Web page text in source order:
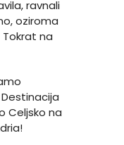
ravnali
oziroma
Tokrat na
Celjsko na